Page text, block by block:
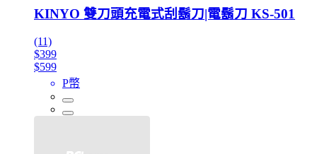
KINYO 雙刀頭充電式刮鬍刀|電鬍刀 KS-501
(11)
$399
$599
P幣